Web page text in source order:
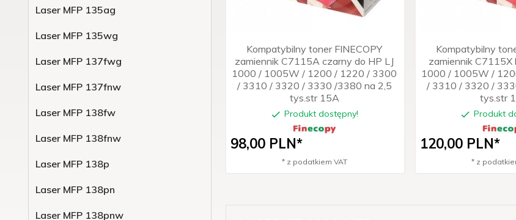
Laser MFP 135ag
Laser MFP 135wg
Laser MFP 137fwg
Laser MFP 137fnw
Laser MFP 138fw
Laser MFP 138fnw
Laser MFP 138p
Laser MFP 138pn
Laser MFP 138pnw
Kompatybilny toner FINECOPY
zamiennik C7115A czarny do HP LJ
1000 / 1005W / 1200 / 1220 / 3300
/ 3310 / 3320 / 3330 /3380 na 2,5
tys.str 15A
Produkt dostępny!
98,00 PLN*
* z podatkiem VAT
Kompatybilny
zamiennik C7115X
1000 / 1005W /
/ 3310 / 3320 /
tys.str
Produkt
120,00PLN*
* z